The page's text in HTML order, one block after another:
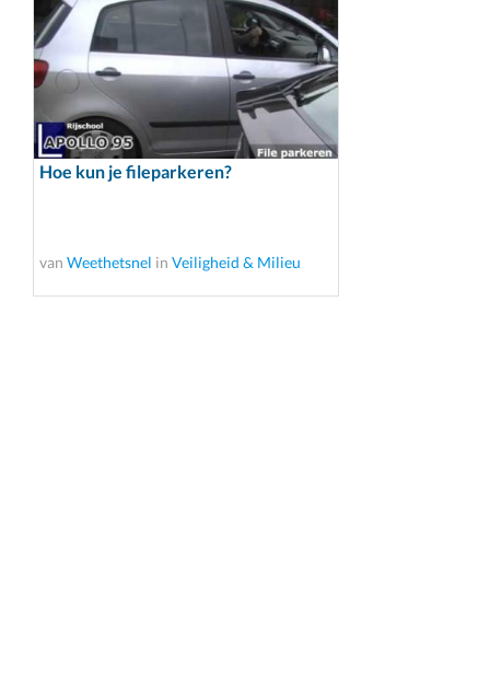
Hoe kun je fileparkeren?
van Weethetsnel in Veiligheid & Milieu